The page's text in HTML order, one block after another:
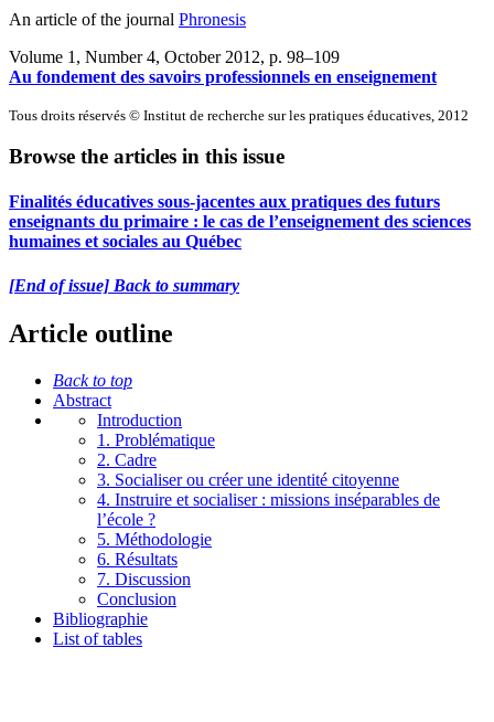
An article of the journal Phronesis
Volume 1, Number 4, October 2012, p. 98–109
Au fondement des savoirs professionnels en enseignement
Tous droits réservés © Institut de recherche sur les pratiques éducatives, 2012
Browse the articles in this issue
Finalités éducatives sous-jacentes aux pratiques des futurs
enseignants du primaire : le cas de l’enseignement des sciences
humaines et sociales au Québec
[End of issue] Back to summary
Article outline
Back to top
Abstract
Introduction
1. Problématique
2. Cadre
3. Socialiser ou créer une identité citoyenne
4. Instruire et socialiser : missions inséparables de
l’école ?
5. Méthodologie
6. Résultats
7. Discussion
Conclusion
Bibliographie
List of tables